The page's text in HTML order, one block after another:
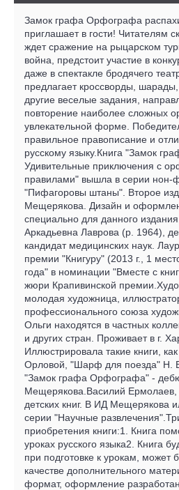
Замок графа Орфографа
приглашает в гости! Читателям
ждет сражение на рыцарском
война, предстоит участие в
даже в спектакле бродячего
предлагает кроссворды,
другие веселые задания,
повторение наиболее сложных
увлекательной форме.
правильное правописание и
русскому языку.Книга "Замок
Удивительные приключения с
правилами" вышла в серии нон-
"Пифагоровы штаны". Второе
Мещерякова. Дизайн и
специально для данного
Аркадьевна Лаврова (р. 1964),
кандидат медицинских наук.
премии "Книгуру" (2013 г., 1
года" в номинации "Вместе с
жюри Крапивинской
молодая художница,
профессионального союза
Ольги находятся в частных
и других стран. Проживает в г.
Иллюстрировала такие книги,
Орловой, "Шарф для поезда" Н.
"Замок графа Орфографа" -
Мещерякова.Василий Ермолаев,
детских книг. В ИД Мещерякова
серии "Научные
приобретения книги:1. Книга
уроках русского языка2. Книга
при подготовке к урокам, может
качестве дополнительного
формат, оформление